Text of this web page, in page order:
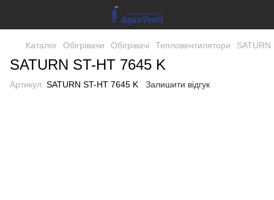
Каталог Обігрівачи Обігрівачі Тепловентилятори
SATURN ST-HT 7645 K
Артикул: SATURN ST-HT 7645 K Залишити відгук